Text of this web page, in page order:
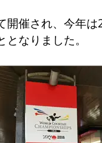
開催され、今年
なりました。